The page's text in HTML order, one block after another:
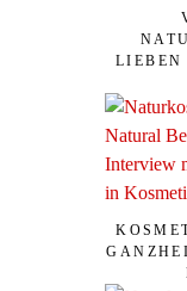
LIEBEN